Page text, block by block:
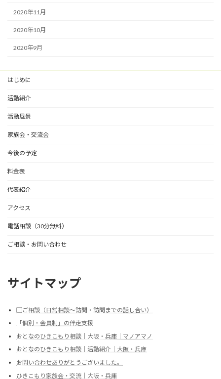
2020年11月
2020年10月
2020年9月
はじめに
活動紹介
活動風景
家族会・交流会
今後の予定
料金表
代表紹介
アクセス
電話相談（30分無料）
ご相談・お問い合わせ
サイトマップ
▢ご相談（日常相談～訪問・訪問までの話し合い）
「個別・会員制」の伴走支援
おとなのひきこもり相談｜大阪・兵庫｜マノアマノ
おとなのひきこもり相談｜活動紹介｜大阪・兵庫
お問い合わせありがとうございました。
ひきこもり家族会・交流｜大阪・兵庫